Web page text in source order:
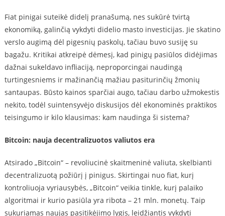
Fiat pinigai suteikė didelį pranašumą, nes sukūrė tvirtą
ekonomiką, galinčią vykdyti didelio masto investicijas. Jie skatino
verslo augimą dėl pigesnių paskolų, tačiau buvo susiję su
bagažu. Kritikai atkreipė dėmesį, kad pinigų pasiūlos didėjimas
dažnai sukeldavo infliaciją, neproporcingai naudingą
turtingesniems ir mažinančią mažiau pasiturinčių žmonių
santaupas. Būsto kainos sparčiai augo, tačiau darbo užmokestis
nekito, todėl suintensyvėjo diskusijos dėl ekonominės praktikos
teisingumo ir kilo klausimas: kam naudinga ši sistema?
Bitcoin: nauja decentralizuotos valiutos era
Atsirado „Bitcoin“ – revoliucinė skaitmeninė valiuta, skelbianti
decentralizuotą požiūrį į pinigus. Skirtingai nuo fiat, kurį
kontroliuoja vyriausybės, „Bitcoin“ veikia tinkle, kurį palaiko
algoritmai ir kurio pasiūla yra ribota – 21 mln. monetų. Taip
sukuriamas naujas pasitikėjimo lygis, leidžiantis vykdyti